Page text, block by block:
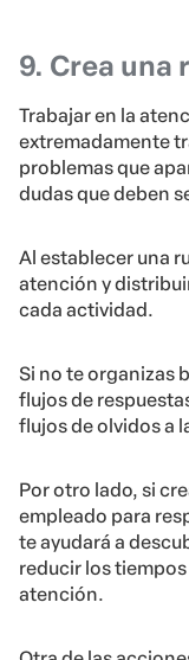
9. Crea una
Trabajar en la
extremadamente
problemas que
dudas que deben
Al establecer una
atención y
cada actividad.
Si no te organizas
flujos de
flujos de olvidos a
Por otro lado, si
empleado para
te ayudará a
reducir los
atención.